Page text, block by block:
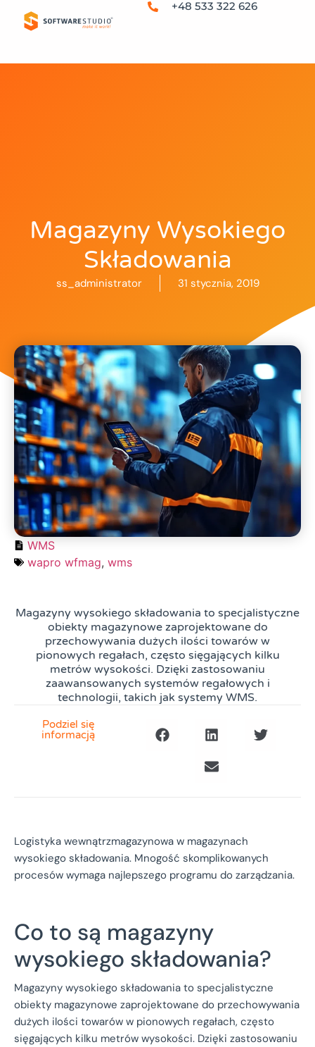
+48 533 322 626
Magazyny Wysokiego
Składowania
ss_administrator 31 stycznia, 2019
WMS
wapro wfmag, wms
Magazyny wysokiego składowania to specjalistyczne
obiekty magazynowe zaprojektowane do
przechowywania dużych ilości towarów w
pionowych regałach, często sięgających kilku
metrów wysokości. Dzięki zastosowaniu
zaawansowanych systemów regałowych i
technologii, takich jak systemy WMS.
Podziel się
informacją
Logistyka wewnątrzmagazynowa w magazynach
wysokiego składowania. Mnogość skomplikowanych
procesów wymaga najlepszego programu do zarządzania.
Co to są magazyny
wysokiego składowania?
Magazyny wysokiego składowania to specjalistyczne
obiekty magazynowe zaprojektowane do przechowywania
dużych ilości towarów w pionowych regałach, często
sięgających kilku metrów wysokości. Dzięki zastosowaniu